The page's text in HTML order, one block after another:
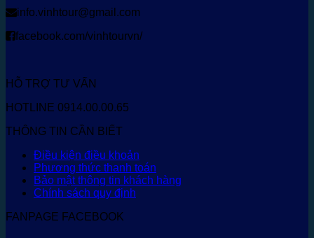
info.vinhtour@gmail.com
facebook.com/vinhtourvn/
HỖ TRỢ TƯ VẤN
HOTLINE 0914.00.00.65
THÔNG TIN CẦN BIẾT
Điều kiện điều khoản
Phương thức thanh toán
Bảo mật thông tin khách hàng
Chính sách quy định
FANPAGE FACEBOOK